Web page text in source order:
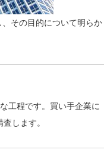
その目的について明らか
工程です。買い手企業に
します。